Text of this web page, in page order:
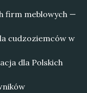
firm meblowych —
cudzoziemców w
dla Polskich